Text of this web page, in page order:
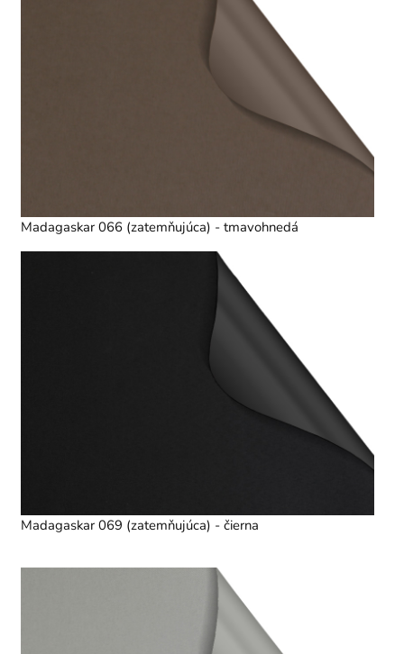
Madagaskar 066 (zatemňujúca) - tmavohnedá
Madagaskar 069 (zatemňujúca) - čierna